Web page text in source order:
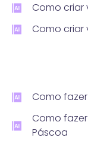
Como
Como
Como
Como
Páscoa